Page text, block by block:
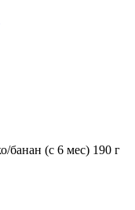
банан (с 6 мес) 190 г